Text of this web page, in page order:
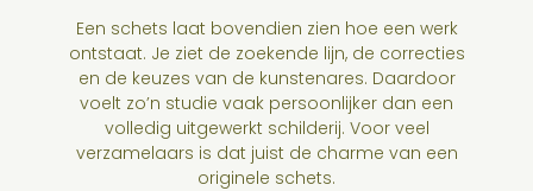
Een schets laat bovendien zien hoe een werk
ontstaat. Je ziet de zoekende lijn, de correcties
en de keuzes van de kunstenares. Daardoor
voelt zo’n studie vaak persoonlijker dan een
volledig uitgewerkt schilderij. Voor veel
verzamelaars is dat juist de charme van een
originele schets.